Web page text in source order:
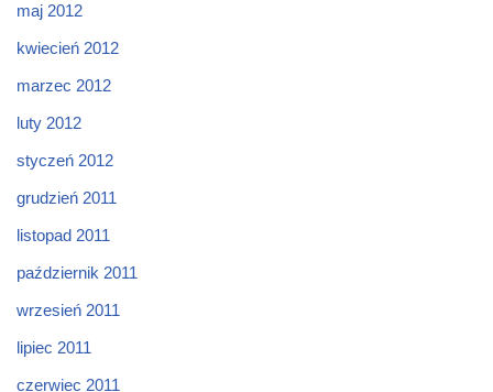
maj 2012
kwiecień 2012
marzec 2012
luty 2012
styczeń 2012
grudzień 2011
listopad 2011
październik 2011
wrzesień 2011
lipiec 2011
czerwiec 2011